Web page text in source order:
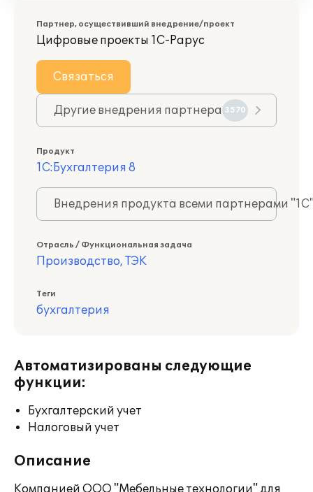
Партнер, осуществивший внедрение/проект
Цифровые проекты 1С-Рарус
Связаться
Другие внедрения партнера 3570
Продукт
1С:Бухгалтерия 8
Внедрения продукта всеми партнерами
Отрасль / Функциональная задача
Производство, ТЭК
Теги
бухгалтерия
Автоматизированы следующие
функции:
Бухгалтерский учет
Налоговый учет
Описание
Компанией ООО "Мебельные технологии" для